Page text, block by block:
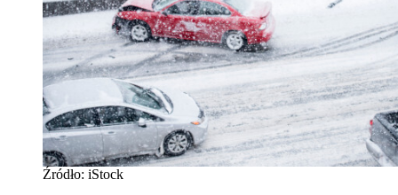
Źródło: iStock